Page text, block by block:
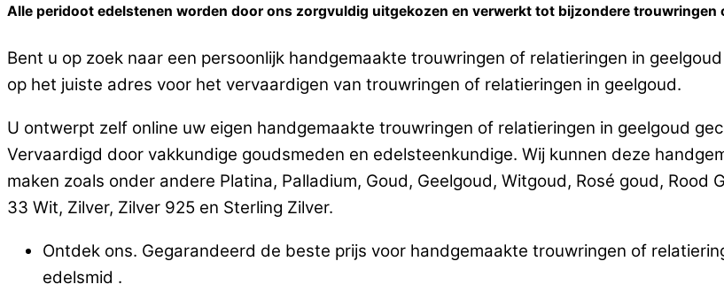
Alle peridoot edelstenen worden door ons zorgvuldig uitgekozen en verwerkt tot bijzondere trouwringen
Bent u op zoek naar een persoonlijk handgemaakte trouwringen of relatieringen in
op het juiste adres voor het vervaardigen van trouwringen of relatieringen in geelgoud.
U ontwerpt zelf online uw eigen handgemaakte trouwringen of relatieringen in geelgoud
Vervaardigd door vakkundige goudsmeden en edelsteenkundige. Wij kunnen deze
maken zoals onder andere Platina, Palladium, Goud, Geelgoud, Witgoud, Rosé goud, Rood
33 Wit, Zilver, Zilver 925 en Sterling Zilver.
Ontdek ons. Gegarandeerd de beste prijs voor handgemaakte trouwringen of
edelsmid .